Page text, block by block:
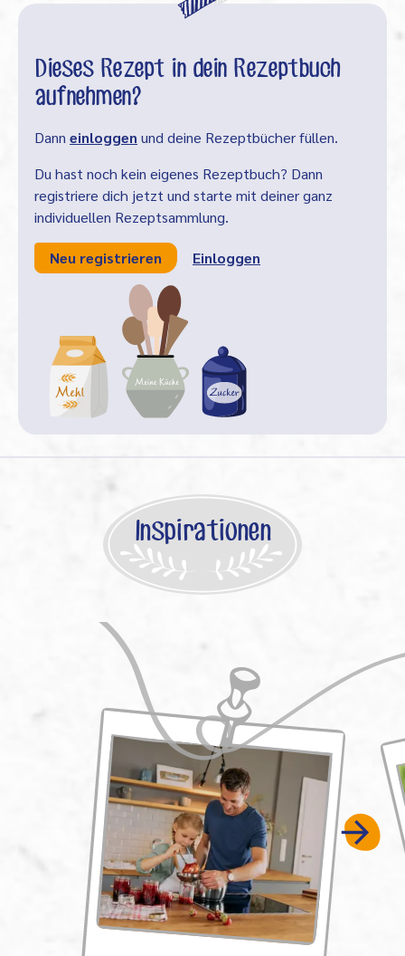
Dieses Rezept in dein Rezeptbuch
aufnehmen?
Dann einloggen und deine Rezeptbücher füllen.
Du hast noch kein eigenes Rezeptbuch? Dann
registriere dich jetzt und starte mit deiner ganz
individuellen Rezeptsammlung.
Neu registrieren Einloggen
Inspirationen